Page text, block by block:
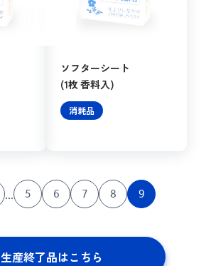
ソフターシート
(1枚 香料入)
消耗品
... 5 6 7 8 9
生産終了品はこちら